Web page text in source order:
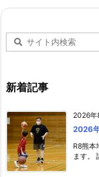
新着記事
2026年
2026
R8熊本
ます。